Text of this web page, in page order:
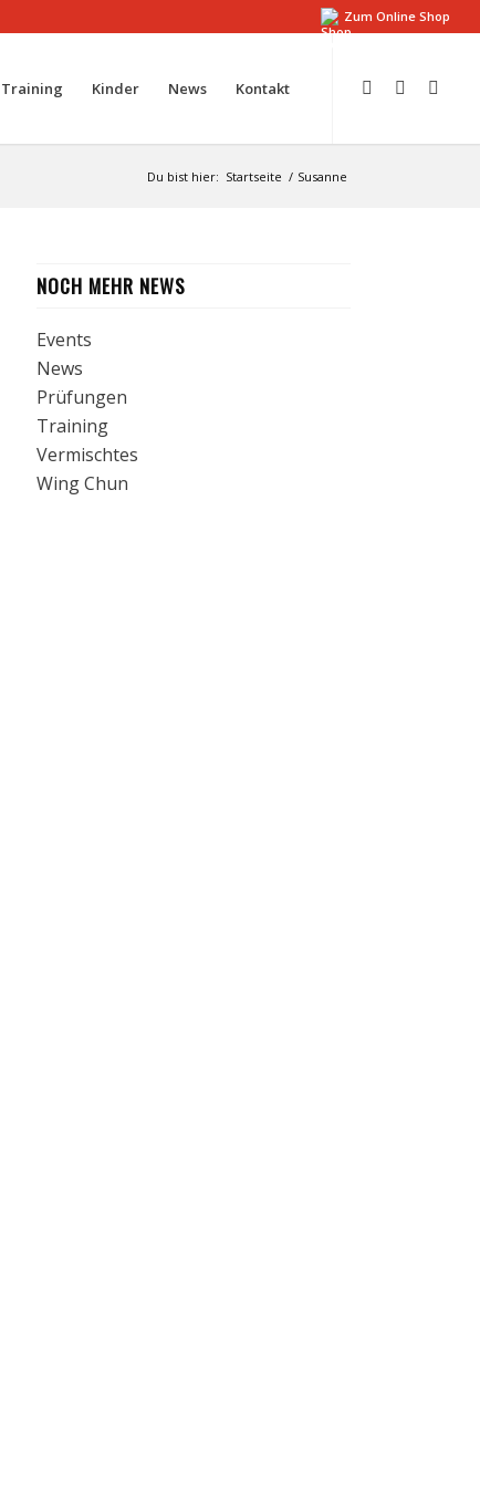
Zum Online Shop
Training Kinder News Kontakt
Du bist hier: Startseite / Susanne
NOCH MEHR NEWS
Events
News
Prüfungen
Training
Vermischtes
Wing Chun